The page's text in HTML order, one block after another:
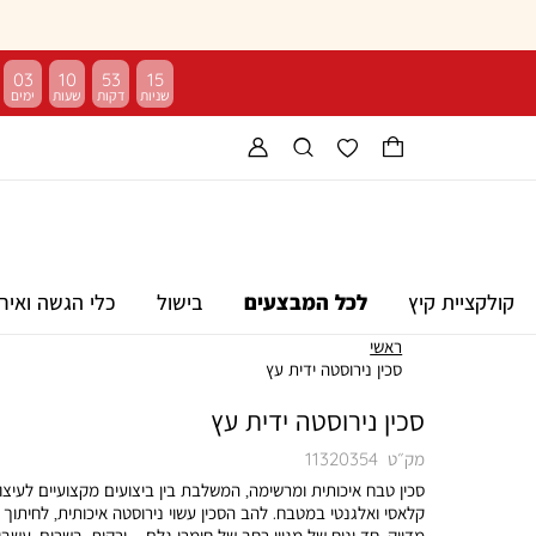
03 10 53 14
קולקציית קיץ לכל המבצעים בישול כלי הגשה
ראשי
סכין נירוסטה ידית עץ
סכין נירוסטה ידית עץ
מק״ט 11320354
סכין טבח איכותית ומרשימה, המשלבת בין ביצועים מקצועיים
קלאסי ואלגנטי במטבח. להב הסכין עשוי נירוסטה איכותית, לחיתוך